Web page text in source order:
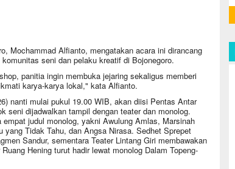
Mochammad Alfianto, mengatakan acara ini dirancang
seni dan pelaku kreatif di Bojonegoro.
panitia ingin membuka jejaring sekaligus memberi
karya-karya lokal," kata Alfianto.
nanti mulai pukul 19.00 WIB, akan diisi Pentas Antar
seni dijadwalkan tampil dengan teater dan monolog.
empat judul monolog, yakni Awulung Amlas, Marsinah
yang Tidak Tahu, dan Angsa Nirasa. Sedhet Sprepet
Sandur, sementara Teater Lintang Giri membawakan
Hening turut hadir lewat monolog Dalam Topeng-